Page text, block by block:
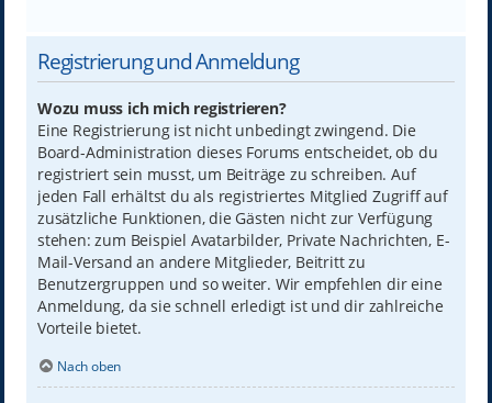
Registrierung und Anmeldung
Wozu muss ich mich registrieren?
Eine Registrierung ist nicht unbedingt zwingend. Die
Board-Administration dieses Forums entscheidet, ob du
registriert sein musst, um Beiträge zu schreiben. Auf
jeden Fall erhältst du als registriertes Mitglied Zugriff auf
zusätzliche Funktionen, die Gästen nicht zur Verfügung
stehen: zum Beispiel Avatarbilder, Private Nachrichten, E-
Mail-Versand an andere Mitglieder, Beitritt zu
Benutzergruppen und so weiter. Wir empfehlen dir eine
Anmeldung, da sie schnell erledigt ist und dir zahlreiche
Vorteile bietet.
Nach oben